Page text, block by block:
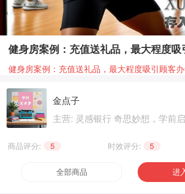
健身房案例：充值送礼品，最大程度
健身房案例：充值送礼品，最大程度吸引顾客
金点子
主营: 灵感银行 奇思妙想，学前启蒙 激发潜能，基
个性生活，健康养生 精神文化
商品评分: 5 时效评分: 5
全部商品 进